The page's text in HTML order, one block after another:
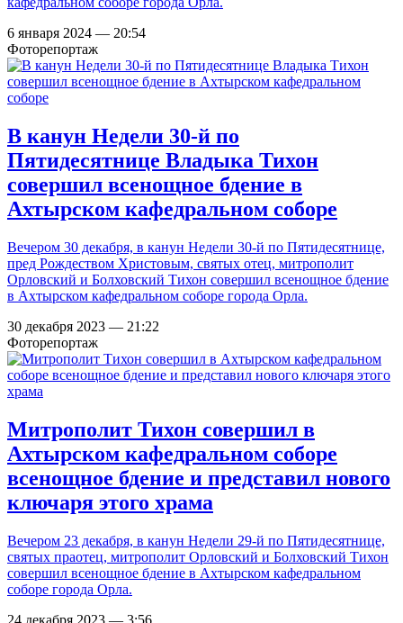
6 января 2024 — 20:54
Фоторепортаж
В канун Недели 30-й по
Пятидесятнице Владыка Тихон
совершил всенощное бдение в
Ахтырском кафедральном соборе
Вечером 30 декабря, в канун Недели 30-й по Пятидесятнице,
пред Рождеством Христовым, святых отец, митрополит
Орловский и Болховский Тихон совершил всенощное бдение
в Ахтырском кафедральном соборе города Орла.
30 декабря 2023 — 21:22
Фоторепортаж
Митрополит Тихон совершил в
Ахтырском кафедральном соборе
всенощное бдение и представил нового
ключаря этого храма
Вечером 23 декабря, в канун Недели 29-й по Пятидесятнице,
святых праотец, митрополит Орловский и Болховский Тихон
совершил всенощное бдение в Ахтырском кафедральном
соборе города Орла.
24 декабря 2023 — 3:56